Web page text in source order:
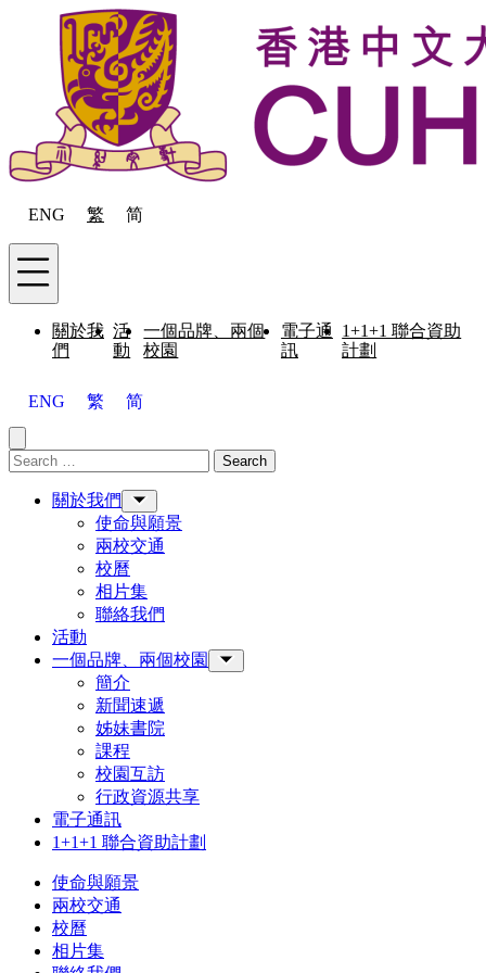
Skip to content
ENG 繁 简
Menu
關於我
們
活
動
一個品牌、兩個
校園
電子通
訊
1+1+1 聯合資助
計劃
ENG 繁 简
Close menu
Search for: Search
關於我們
使命與願景
兩校交通
校曆
相片集
聯絡我們
活動
一個品牌、兩個校園
簡介
新聞速遞
姊妹書院
課程
校園互訪
行政資源共享
電子通訊
1+1+1 聯合資助計劃
使命與願景
兩校交通
校曆
相片集